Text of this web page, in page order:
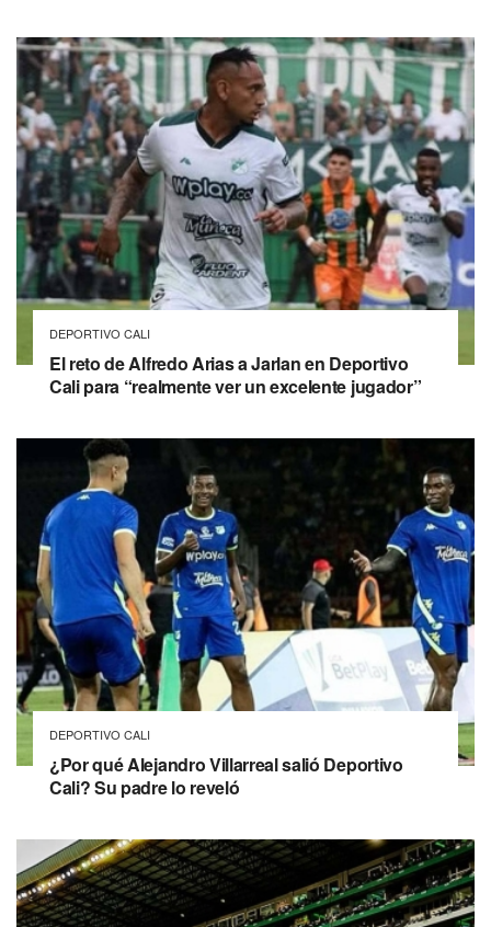
DEPORTIVO CALI
El reto de Alfredo Arias a Jarlan en Deportivo
Cali para “realmente ver un excelente jugador”
DEPORTIVO CALI
¿Por qué Alejandro Villarreal salió Deportivo
Cali? Su padre lo reveló